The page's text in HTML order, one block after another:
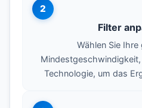
2
Filter
Wählen Sie
Technologie, um das